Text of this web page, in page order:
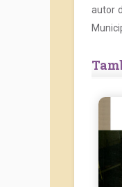
autor